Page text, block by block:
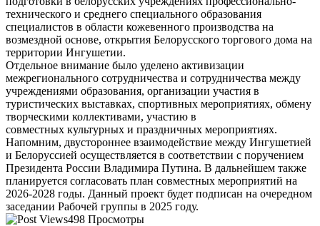
технического и среднего специального образования
специалистов в области кожевенного производства на
возмездной основе, открытия Белорусского торгового дома на
территории Ингушетии.
Отдельное внимание было уделено активизации
межрегионального сотрудничества и сотрудничества между
учреждениями образования, организации участия в
туристических выставках, спортивных мероприятиях, обмену
творческими коллективами, участию в
совместных культурных и праздничных мероприятиях.
Напомним, двустороннее взаимодействие между Ингушетией
и Белоруссией осуществляется в соответствии с поручением
Президента России Владимира Путина. В дальнейшем также
планируется согласовать план совместных мероприятий на
2026-2028 годы. Данный проект будет подписан на очередном
заседании Рабочей группы в 2025 году.
498 Просмотры